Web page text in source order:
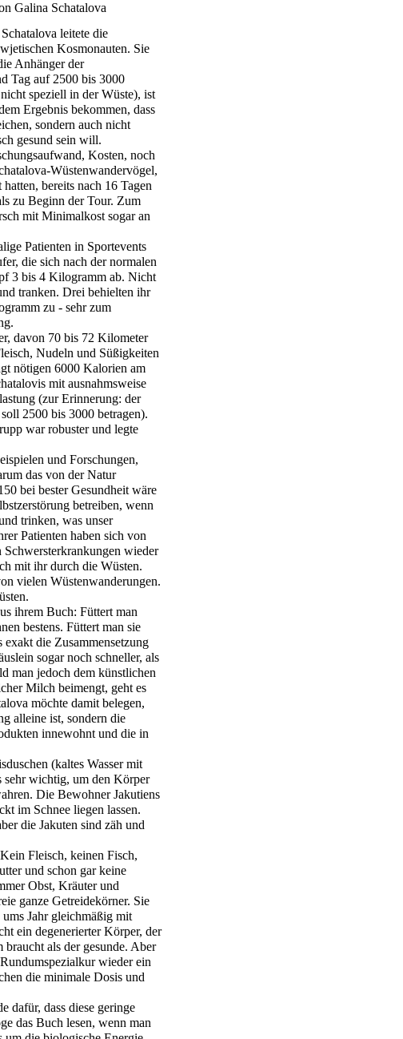
Galina Schatalova
leitete die
Kosmonauten. Sie
Anhänger der
Tag auf 2500 bis 3000
speziell in der Wüste), ist
Ergebnis bekommen, dass
sondern auch nicht
gesund sein will.
Kosten, noch
Wüstenwandervögel,
bereits nach 16 Tagen
zu Beginn der Tour. Zum
mit Minimalkost sogar an
Patienten in Sportevents
die sich nach der normalen
3 bis 4 Kilogramm ab. Nicht
tranken. Drei behielten ihr
zu - sehr zum
davon 70 bis 72 Kilometer
Nudeln und Süßigkeiten
nötigen 6000 Kalorien am
mit ausnahmsweise
(zur Erinnerung: der
2500 bis 3000 betragen).
war robuster und legte
und Forschungen,
das von der Natur
bei bester Gesundheit wäre
betreiben, wenn
trinken, was unser
Patienten haben sich von
wieder
mit ihr durch die Wüsten.
vielen Wüstenwanderungen.
ihrem Buch: Füttert man
bestens. Füttert man sie
die Zusammensetzung
sogar noch schneller, als
man jedoch dem künstlichen
Milch beimengt, geht es
möchte damit belegen,
alleine ist, sondern die
innewohnt und die in
(kaltes Wasser mit
sehr wichtig, um den Körper
Die Bewohner Jakutiens
im Schnee liegen lassen.
die Jakuten sind zäh und
Fleisch, keinen Fisch,
und schon gar keine
Obst, Kräuter und
ganze Getreidekörner. Sie
Jahr gleichmäßig mit
ein degenerierter Körper, der
als der gesunde. Aber
wieder ein
die minimale Dosis und
dafür, dass diese geringe
das Buch lesen, wenn man